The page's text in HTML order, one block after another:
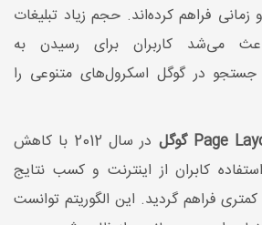
فراهم کرده‌اند. حجم زیاد تبلیغات
می‌شد کاربران برای رسیدن به
در گوگل اسکرول‌های متنوعی را
گوگل
در سال 2012 با کاهش
کابران از اینترنت و کسب نتایج
فراهم گردید. این الگوریتم توانست